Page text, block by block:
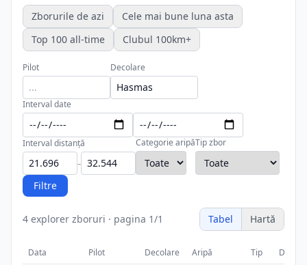
Zborurile de azi
Cele mai bune luna asta
Top 100 all-time
Clubul 100km+
Pilot Decolare
Interval date
Interval distanță
-
Categorie aripăTip zbor
Filtre
4 explorer zboruri · pagina 1/1 Tabel Hartă
Data Pilot Decolare Aripă Tip